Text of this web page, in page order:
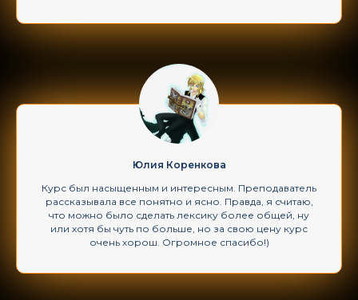
Юлия Коренкова
Курс был насыщенным и интересным. Преподаватель
рассказывала все понятно и ясно. Правда, я считаю,
что можно было сделать лексику более общей, ну
или хотя бы чуть по больше, но за свою цену курс
очень хорош. Огромное спасибо!)